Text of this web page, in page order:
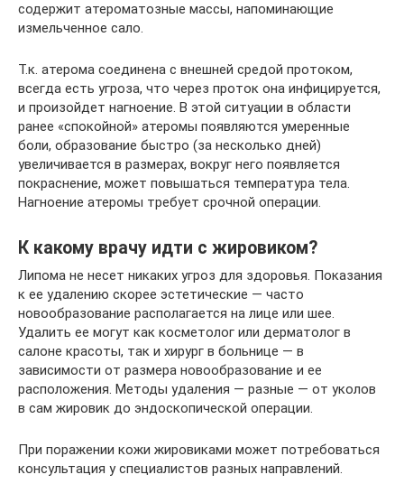
содержит атероматозные массы, напоминающие
измельченное сало.
Т.к. атерома соединена с внешней средой протоком,
всегда есть угроза, что через проток она инфицируется,
и произойдет нагноение. В этой ситуации в области
ранее «спокойной» атеромы появляются умеренные
боли, образование быстро (за несколько дней)
увеличивается в размерах, вокруг него появляется
покраснение, может повышаться температура тела.
Нагноение атеромы требует срочной операции.
К какому врачу идти с жировиком?
Липома не несет никаких угроз для здоровья. Показания
к ее удалению скорее эстетические — часто
новообразование располагается на лице или шее.
Удалить ее могут как косметолог или дерматолог в
салоне красоты, так и хирург в больнице — в
зависимости от размера новообразование и ее
расположения. Методы удаления — разные — от уколов
в сам жировик до эндоскопической операции.
При поражении кожи жировиками может потребоваться
консультация у специалистов разных направлений.